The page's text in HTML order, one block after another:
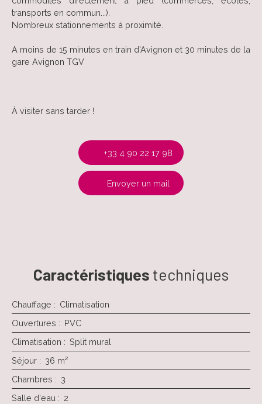
transports en commun...).
Nombreux stationnements à proximité.
A moins de 15 minutes en train d'Avignon et 30 minutes de la
gare Avignon TGV
À visiter sans tarder !
+33 4 90 22 17 98
Envoyer un mail
Caractéristiques techniques
Chauffage : Climatisation
Ouvertures : PVC
Climatisation : Split mural
Séjour : 36 m²
Chambres : 3
Salle d'eau : 2